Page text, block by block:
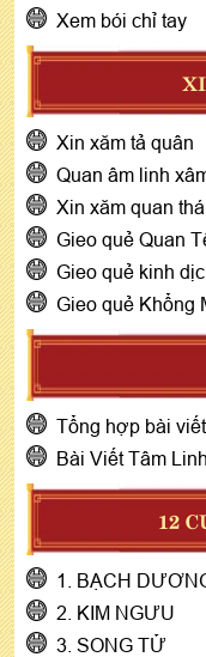
Xem bói chỉ tay
Xin xăm tả quân
Quan âm linh
Xin xăm quan
Gieo quẻ Quan
Gieo quẻ kinh
Gieo quẻ Khổng
Tổng hợp bài
Bài Viết Tâm Linh
12
1. BẠCH
2. KIM NGƯU
3. SONG TỬ